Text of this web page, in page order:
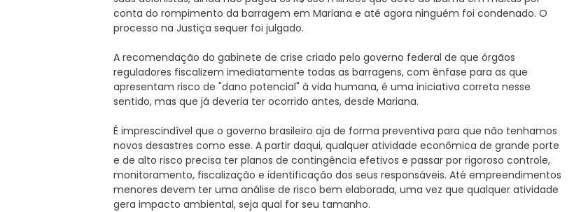
conta do rompimento da barragem em Mariana e até agora ninguém foi condenado. O
processo na Justiça sequer foi julgado.
A recomendação do gabinete de crise criado pelo governo federal de que órgãos
reguladores fiscalizem imediatamente todas as barragens, com ênfase para as que
apresentam risco de "dano potencial" à vida humana, é uma iniciativa correta nesse
sentido, mas que já deveria ter ocorrido antes, desde Mariana.
É imprescindível que o governo brasileiro aja de forma preventiva para que não tenhamos
novos desastres como esse. A partir daqui, qualquer atividade econômica de grande porte
e de alto risco precisa ter planos de contingência efetivos e passar por rigoroso controle,
monitoramento, fiscalização e identificação dos seus responsáveis. Até empreendimentos
menores devem ter uma análise de risco bem elaborada, uma vez que qualquer atividade
gera impacto ambiental, seja qual for seu tamanho.